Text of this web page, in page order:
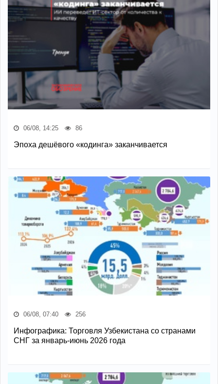
06/08, 14:25 86
Эпоха дешёвого «кодинга» заканчивается
06/08, 07:40 256
Инфографика: Торговля Узбекистана со странами
СНГ за январь-июнь 2026 года